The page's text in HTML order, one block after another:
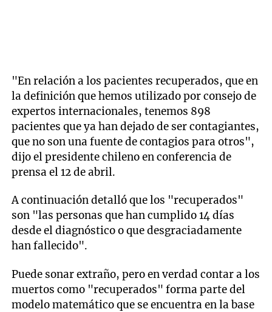
"En relación a los pacientes recuperados, que en
la definición que hemos utilizado por consejo de
expertos internacionales, tenemos 898
pacientes que ya han dejado de ser contagiantes,
que no son una fuente de contagios para otros",
dijo el presidente chileno en conferencia de
prensa el 12 de abril.
A continuación detalló que los "recuperados"
son "las personas que han cumplido 14 días
desde el diagnóstico o que desgraciadamente
han fallecido".
Puede sonar extraño, pero en verdad contar a los
muertos como "recuperados" forma parte del
modelo matemático que se encuentra en la base